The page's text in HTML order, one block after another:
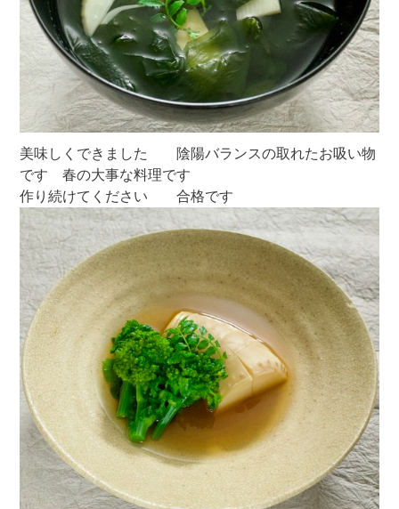
美味しくできました 陰陽バランスの取れたお吸い物
です 春の大事な料理です
作り続けてください 合格です